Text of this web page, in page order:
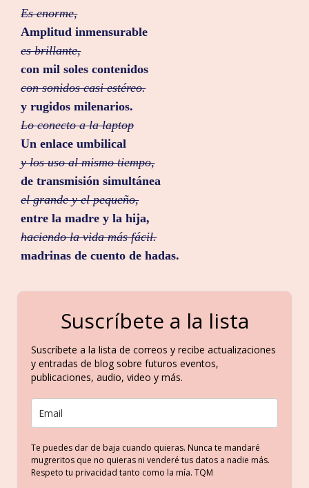
Es enorme,
Amplitud inmensurable
es brillante,
con mil soles contenidos
con sonidos casi estéreo.
y rugidos milenarios.
Lo conecto a la laptop
Un enlace umbilical
y los uso al mismo tiempo,
de transmisión simultánea
el grande y el pequeño,
entre la madre y la hija,
haciendo la vida más fácil.
madrinas de cuento de hadas.
Suscríbete a la lista
Suscríbete a la lista de correos y recibe actualizaciones
y entradas de blog sobre futuros eventos,
publicaciones, audio, video y más.
Te puedes dar de baja cuando quieras. Nunca te mandaré
mugreritos que no quieras ni venderé tus datos a nadie más.
Respeto tu privacidad tanto como la mía. TQM